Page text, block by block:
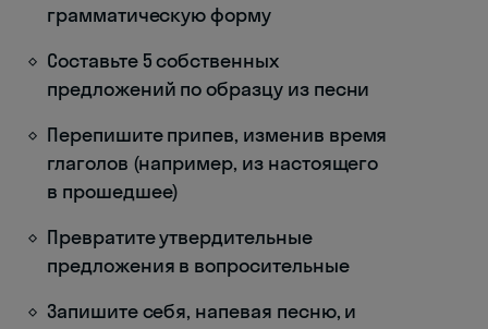
грамматическую форму
Составьте 5 собственных
предложений по образцу из песни
Перепишите припев, изменив время
глаголов (например, из настоящего
в прошедшее)
Превратите утвердительные
предложения в вопросительные
Запишите себя, напевая песню, и